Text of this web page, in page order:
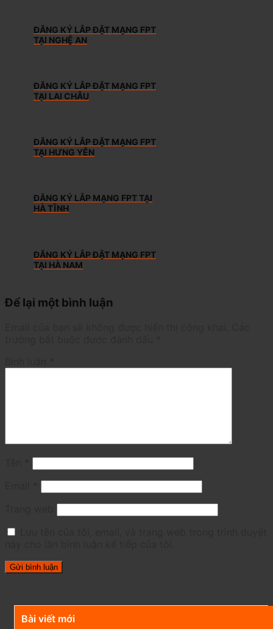
ĐĂNG KÝ LẮP ĐẶT MẠNG FPT
TẠI NGHỆ AN
ĐĂNG KÝ LẮP ĐẶT MẠNG FPT
TẠI LAI CHÂU
ĐĂNG KÝ LẮP ĐẶT MẠNG FPT
TẠI HƯNG YÊN
ĐĂNG KÝ LẮP MẠNG FPT TẠI
HÀ TĨNH
ĐĂNG KÝ LẮP ĐẶT MẠNG FPT
TẠI HÀ NAM
Để lại một bình luận
Bài viết mới